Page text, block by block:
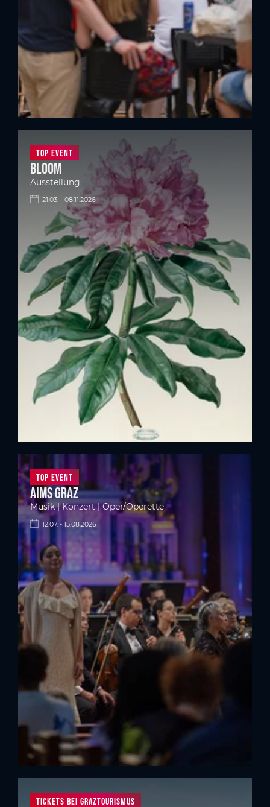
Top Event
BLOOM
Ausstellung
21.03. - 08.11.2026
Top Event
Aims Graz
Musik | Konzert | Oper/Operette
12.07. - 15.08.2026
Tickets bei Graztourismus